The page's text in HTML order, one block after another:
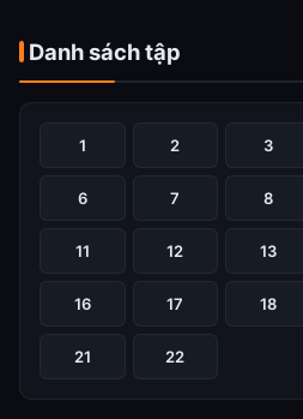
Danh sách tập
1 2 3
6 7 8
11 12 13
16 17 18
21 22